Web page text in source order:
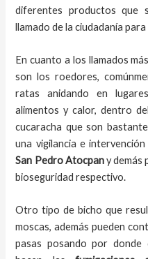
diferentes productos que
llamado de la ciudadanía
En cuanto a los llamados
son los roedores,
ratas anidando en
alimentos y calor, dentro
cucaracha que son
una vigilancia e
San Pedro Atocpany demás
bioseguridad respectivo.
Otro tipo de bicho que
moscas, además pueden
pasas posando por donde